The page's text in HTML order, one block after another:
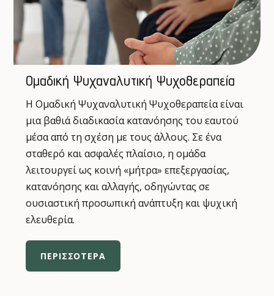
Ομαδική Ψυχαναλυτική Ψυχοθεραπεία
Η Ομαδική Ψυχαναλυτική Ψυχοθεραπεία είναι
μια βαθιά διαδικασία κατανόησης του εαυτού
μέσα από τη σχέση με τους άλλους. Σε ένα
σταθερό και ασφαλές πλαίσιο, η ομάδα
λειτουργεί ως κοινή «μήτρα» επεξεργασίας,
κατανόησης και αλλαγής, οδηγώντας σε
ουσιαστική προσωπική ανάπτυξη και ψυχική
ελευθερία.
ΠΕΡΙΣΣΟΤΕΡΑ